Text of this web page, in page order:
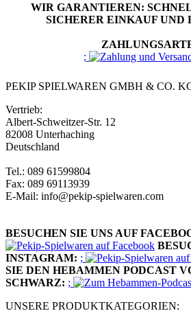
WIR GARANTIEREN:
SICHERER EINKAUF UND
;
PEKIP SPIELWAREN GMBH & CO.
Vertrieb:
Albert-Schweitzer-Str. 12
82008 Unterhaching
Deutschland
Tel.: 089 61599804
Fax: 089 69113939
E-Mail: info@pekip-spielwaren.com
BESUCHEN SIE UNS AUF
INSTAGRAM: ;
SIE DEN HEBAMMEN PODCAST
SCHWARZ: ;
UNSERE PRODUKTKATEGORIEN: